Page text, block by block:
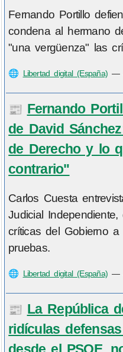
Fernando Portillo
condena al hermano
"una vergüenza" las
🌐 Libertad digital (España)
📰 Fernando
de David
de Derecho y lo
contrario"
Carlos Cuesta
Judicial
críticas del Gobierno
pruebas.
🌐 Libertad digital (España)
📰 La República
ridículas